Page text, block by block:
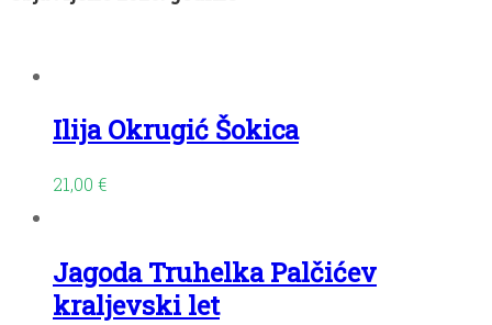
Ilija Okrugić Šokica
21,00 €
Jagoda Truhelka Palčićev
kraljevski let